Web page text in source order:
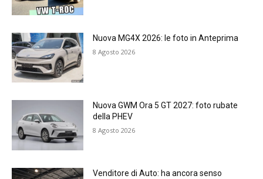
Nuova MG4X 2026: le foto in Anteprima
8 Agosto 2026
Nuova GWM Ora 5 GT 2027: foto rubate
della PHEV
8 Agosto 2026
Venditore di Auto: ha ancora senso